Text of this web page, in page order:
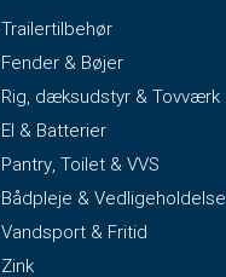
Trailertilbehør
Fender & Bøjer
Rig, dæksudstyr & Tovværk
El & Batterier
Pantry, Toilet & VVS
Bådpleje & Vedligeholdelse
Vandsport & Fritid
Zink